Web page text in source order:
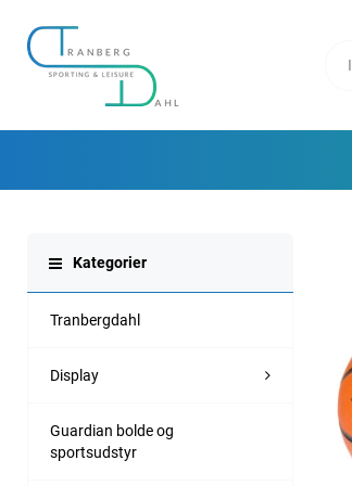
Kategorier
Tranbergdahl
Display
Guardian bolde og
sportsudstyr